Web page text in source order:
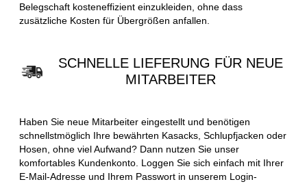
Belegschaft kosteneffizient einzukleiden, ohne dass
zusätzliche Kosten für Übergrößen anfallen.
SCHNELLE LIEFERUNG FÜR NEUE
MITARBEITER
Haben Sie neue Mitarbeiter eingestellt und benötigen
schnellstmöglich Ihre bewährten Kasacks, Schlupfjacken oder
Hosen, ohne viel Aufwand? Dann nutzen Sie unser
komfortables Kundenkonto. Loggen Sie sich einfach mit Ihrer
E-Mail-Adresse und Ihrem Passwort in unserem Login-